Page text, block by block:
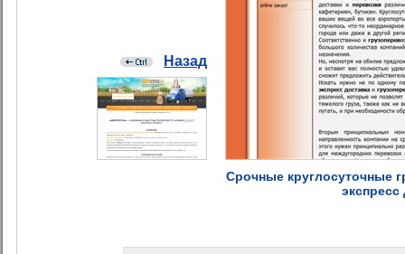
Назад
Срочные круглосуточные
экспресс